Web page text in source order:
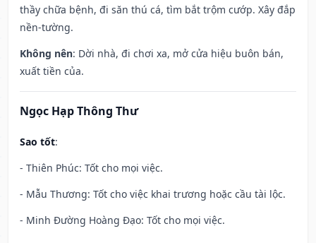
thầy chữa bệnh, đi săn thú cá, tìm bắt trộm cướp. Xây đắp
nền-tường.
Không nên: Dời nhà, đi chơi xa, mở cửa hiệu buôn bán,
xuất tiền của.
Ngọc Hạp Thông Thư
Sao tốt:
- Thiên Phúc: Tốt cho mọi việc.
- Mẫu Thương: Tốt cho việc khai trương hoặc cầu tài lộc.
- Minh Đường Hoàng Đạo: Tốt cho mọi việc.